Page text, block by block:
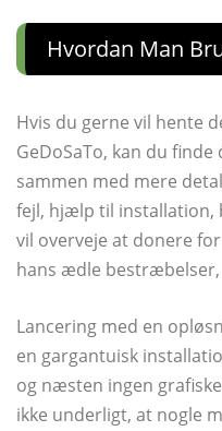
Hvordan Man
Hvis du gerne vil hente
GeDoSaTo, kan du
sammen med mere
fejl, hjælp til installation,
vil overveje at donere
hans ædle
Lancering med en
en gargantuisk
og næsten ingen
ikke underligt, at nogle